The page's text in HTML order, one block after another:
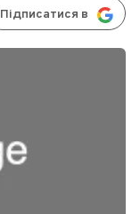
Підписатися в